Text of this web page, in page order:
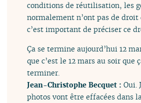
conditions de réutilisation, les
normalement n’ont pas de droit
c’est important de préciser ce
Ça se termine aujourd’hui 12
que c’est le 12 mars au soir que
terminer.
Jean-Christophe Becquet :Oui.
photos vont être effacées dans